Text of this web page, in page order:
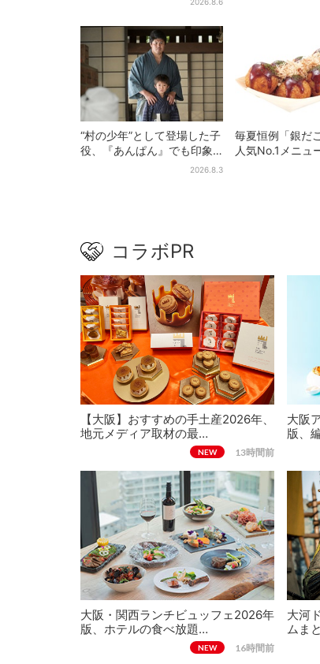
“村の少年”として登場した子
役、『あんぱん』でも印象
的だった…視聴者驚き「どう
2026.8.3
毎夏恒例「銀だ
人気No.1メニュ
コラボPR
【大阪】おすすめの手土産2026年、
地元メディア取材の最…
NEW 13時間前
大阪
版、
大阪・関西ランチビュッフェ2026年
版、ホテルの食べ放題…
NEW 16時間前
大河
ムま